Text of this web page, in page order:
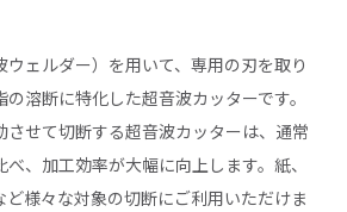
ェルダー）を用いて、専用の刃を取り
溶断に特化した超音波カッターです。
させて切断する超音波カッターは、通常
、加工効率が大幅に向上します。紙、
ど様々な対象の切断にご利用いただけま